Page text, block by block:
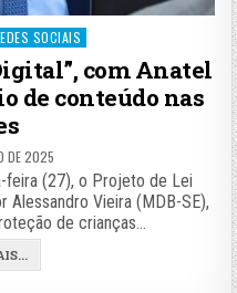
SOCIAIS
com Anatel
de conteúdo nas
DE 2025
feira (27), o Projeto de Lei
Alessandro Vieira (MDB-SE),
de crianças…